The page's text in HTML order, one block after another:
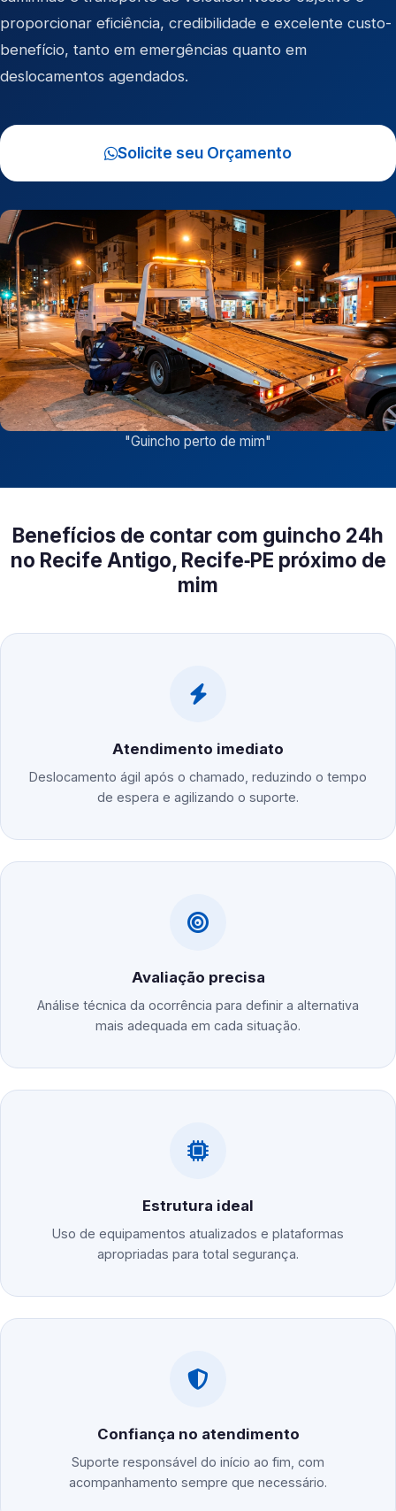
proporcionar eficiência, credibilidade e excelente custo-
benefício, tanto em emergências quanto em
deslocamentos agendados.
Solicite seu Orçamento
"Guincho perto de mim"
Benefícios de contar com guincho 24h
no Recife Antigo, Recife‑PE próximo de
mim
Atendimento imediato
Deslocamento ágil após o chamado, reduzindo o tempo
de espera e agilizando o suporte.
Avaliação precisa
Análise técnica da ocorrência para definir a alternativa
mais adequada em cada situação.
Estrutura ideal
Uso de equipamentos atualizados e plataformas
apropriadas para total segurança.
Confiança no atendimento
Suporte responsável do início ao fim, com
acompanhamento sempre que necessário.